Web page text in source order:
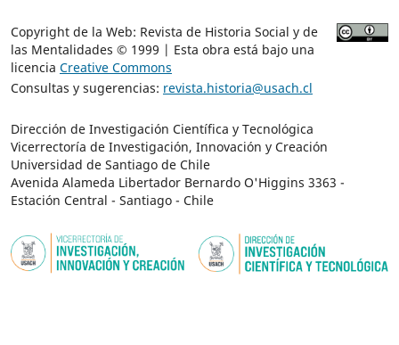
Copyright de la Web: Revista de Historia Social y de
las Mentalidades © 1999 | Esta obra está bajo una
licencia Creative Commons
Consultas y sugerencias: revista.historia@usach.cl
Dirección de Investigación Científica y Tecnológica
Vicerrectoría de Investigación, Innovación y Creación
Universidad de Santiago de Chile
Avenida Alameda Libertador Bernardo O'Higgins 3363 -
Estación Central - Santiago - Chile